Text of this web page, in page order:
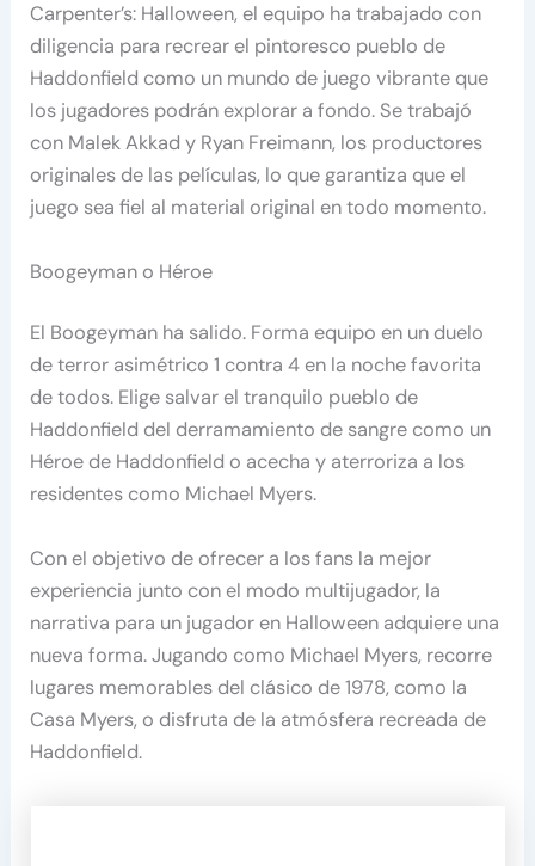
Carpenter’s: Halloween, el equipo ha trabajado con
diligencia para recrear el pintoresco pueblo de
Haddonfield como un mundo de juego vibrante que
los jugadores podrán explorar a fondo. Se trabajó
con Malek Akkad y Ryan Freimann, los productores
originales de las películas, lo que garantiza que el
juego sea fiel al material original en todo momento.
Boogeyman o Héroe
El Boogeyman ha salido. Forma equipo en un duelo
de terror asimétrico 1 contra 4 en la noche favorita
de todos. Elige salvar el tranquilo pueblo de
Haddonfield del derramamiento de sangre como un
Héroe de Haddonfield o acecha y aterroriza a los
residentes como Michael Myers.
Con el objetivo de ofrecer a los fans la mejor
experiencia junto con el modo multijugador, la
narrativa para un jugador en Halloween adquiere una
nueva forma. Jugando como Michael Myers, recorre
lugares memorables del clásico de 1978, como la
Casa Myers, o disfruta de la atmósfera recreada de
Haddonfield.